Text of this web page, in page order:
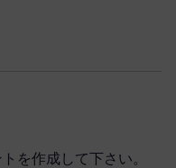
を作成して下さい。